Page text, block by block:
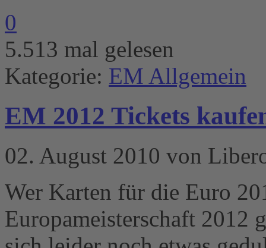
0
5.513 mal gelesen
Kategorie: EM Allgemein
EM 2012 Tickets
02. August 2010 von
Wer Karten für die Euro
Europameisterschaft 2012